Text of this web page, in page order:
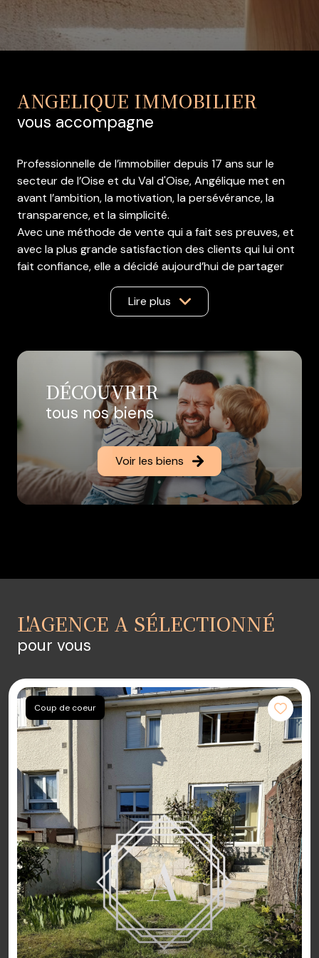
DÉCOUVRIR
tous nos biens
Voir les biens
ANGELIQUE IMMOBILIER
vous accompagne
Professionnelle de l’immobilier depuis 17 ans sur le
secteur de l’Oise et du Val d'Oise, Angélique met en
avant l’ambition, la motivation, la persévérance, la
transparence, et la simplicité.
Avec une méthode de vente qui a fait ses preuves, et
avec la plus grande satisfaction des clients qui lui ont
fait confiance, elle a décidé aujourd’hui de partager
son savoir en formant sa propre équipe dynamique,
dans des conditions de travail idéales pour chacun.
Aujourd'hui, elle dispose de 9 agents commerciaux à
correctement accompagnés dans leurs projets de
vente ou d'acquisition.
Angélique et ses agents commerciaux, seront heureux
de vous aider dans vos démarches, et de vous
conseiller au mieux, afin de réaliser vos transactions
avec succès, et seront à vos côtés du début de vos
recherches, jusqu'à la remise des clefs, en passant par
l'étape du financement, et du notaire!
A très vite!
Lire plus
L'AGENCE A SÉLECTIONNÉ
pour vous
Coup de coeur